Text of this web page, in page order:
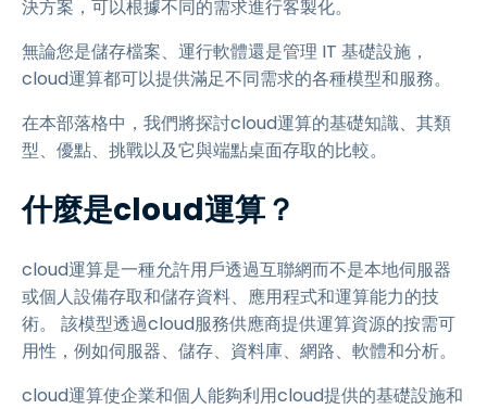
決方案，可以根據不同的需求進行客製化。
無論您是儲存檔案、運行軟體還是管理 IT 基礎設施，
cloud運算都可以提供滿足不同需求的各種模型和服務。
在本部落格中，我們將探討cloud運算的基礎知識、其類
型、優點、挑戰以及它與端點桌面存取的比較。
什麼是cloud運算？
cloud運算是一種允許用戶透過互聯網而不是本地伺服器
或個人設備存取和儲存資料、應用程式和運算能力的技
術。 該模型透過cloud服務供應商提供運算資源的按需可
用性，例如伺服器、儲存、資料庫、網路、軟體和分析。
cloud運算使企業和個人能夠利用cloud提供的基礎設施和